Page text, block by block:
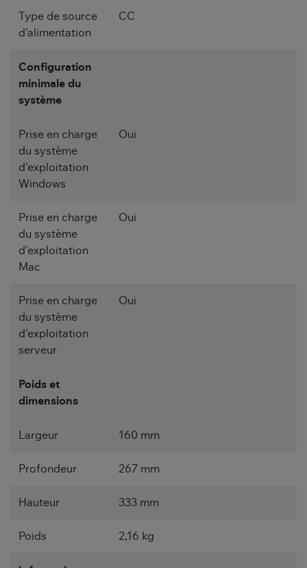
Type de source
d'alimentation
CC
Configuration
minimale du
système
Prise en charge
du système
d'exploitation
Windows
Oui
Prise en charge
du système
d'exploitation
Mac
Oui
Prise en charge
du système
d'exploitation
serveur
Oui
Poids et
dimensions
Largeur 160 mm
Profondeur 267 mm
Hauteur 333 mm
Poids 2,16 kg